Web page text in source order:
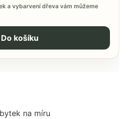
a vybarvení dřeva vám můžeme
Do košíku
na míru